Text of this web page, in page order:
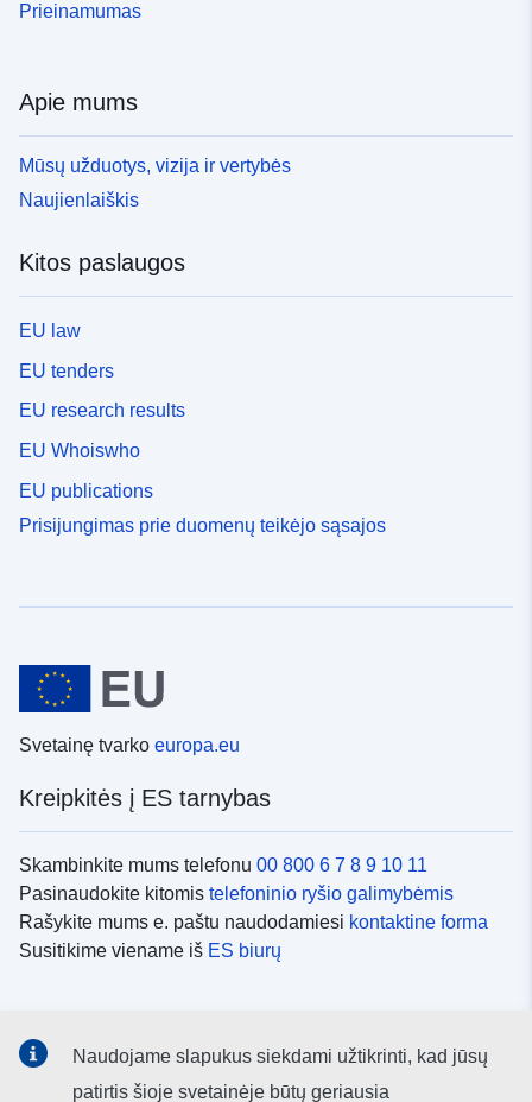
Prieinamumas
Apie mums
Mūsų užduotys, vizija ir vertybės
Naujienlaiškis
Kitos paslaugos
EU law
EU tenders
EU research results
EU Whoiswho
EU publications
Prisijungimas prie duomenų teikėjo sąsajos
Svetainę tvarko europa.eu
Kreipkitės į ES tarnybas
Skambinkite mums telefonu 00 800 6 7 8 9 10 11
Pasinaudokite kitomis telefoninio ryšio galimybėmis
Rašykite mums e. paštu naudodamiesi kontaktine forma
Susitikime viename iš ES biurų
socialinių tinklų kanalai
Naudojame slapukus siekdami užtikrinti, kad jūsų
patirtis šioje svetainėje būtų geriausia